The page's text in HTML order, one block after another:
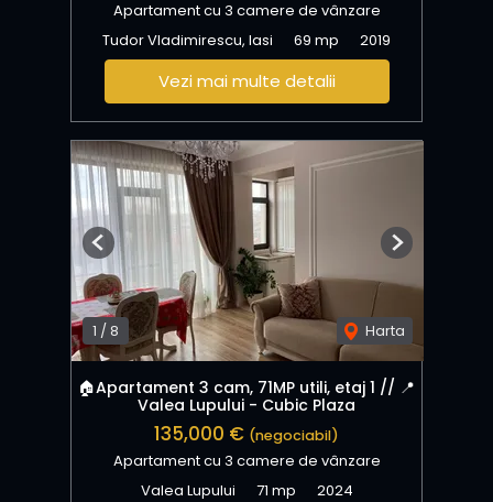
Apartament cu 3 camere de vânzare
Tudor Vladimirescu, Iasi
69 mp 2019
Vezi mai multe detalii
1 /8 Harta
Previous Next
🏠Apartament 3 cam, 71MP utili, etaj 1 // 📍
Valea Lupului - Cubic Plaza
135,000 € (negociabil)
Apartament cu 3 camere de vânzare
Valea Lupului
71 mp 2024